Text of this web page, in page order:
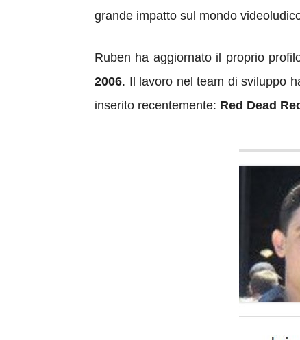
grande impatto sul mondo
Ruben ha aggiornato il proprio
2006. Il lavoro nel team di sviluppo
inserito recentemente: Red Dead